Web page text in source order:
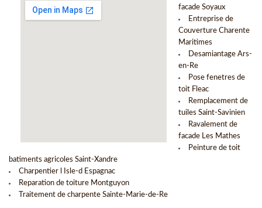
facade Soyaux
Entreprise de
Couverture Charente
Maritimes
Desamiantage Ars-
en-Re
Pose fenetres de
toit Fleac
Remplacement de
tuiles Saint-Savinien
Ravalement de
facade Les Mathes
Peinture de toit
batiments agricoles Saint-Xandre
Charpentier l Isle-d Espagnac
Reparation de toiture Montguyon
Traitement de charpente Sainte-Marie-de-Re